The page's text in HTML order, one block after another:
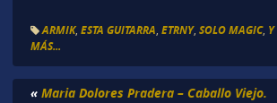
ARMIK, ESTA GUITARRA, ETRNY, SOLO MAGIC,
MÁS...
« Maria Dolores Pradera – Caballo Viejo.